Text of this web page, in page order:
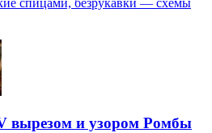
спицами, безрукавки — схемы
вырезом и узором Ромбы